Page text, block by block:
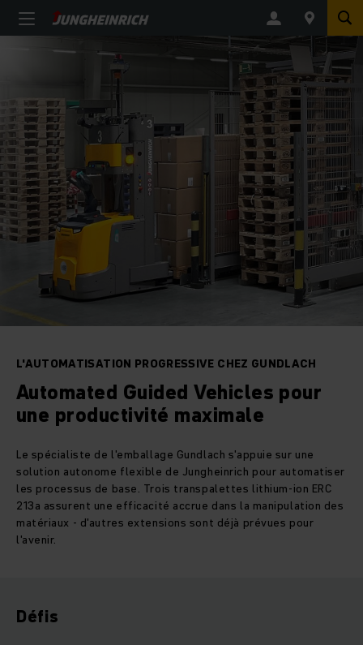
L'AUTOMATISATION PROGRESSIVE CHEZ GUNDLACH
Automated Guided Vehicles pour
une productivité maximale
Le spécialiste de l'emballage Gundlach s'appuie sur une
solution autonome flexible de Jungheinrich pour automatiser
les processus de base. Trois transpalettes lithium-ion ERC
213a assurent une efficacité accrue dans la manipulation des
matériaux - d'autres extensions sont déjà prévues pour
l'avenir.
Défis